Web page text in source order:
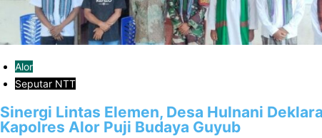
Alor
Seputar NTT
Sinergi Lintas Elemen, Desa Hulnani
Kapolres Alor Puji Budaya Guyub